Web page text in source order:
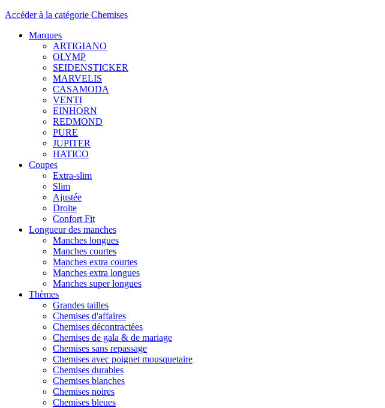
Accéder à la catégorie Chemises
Marques
ARTIGIANO
OLYMP
SEIDENSTICKER
MARVELIS
CASAMODA
VENTI
EINHORN
REDMOND
PURE
JUPITER
HATICO
Coupes
Extra-slim
Slim
Ajustée
Droite
Confort Fit
Longueur des manches
Manches longues
Manches courtes
Manches extra courtes
Manches extra longues
Manches super longues
Thèmes
Grandes tailles
Chemises d'affaires
Chemises décontractées
Chemises de gala & de mariage
Chemises sans repassage
Chemises avec poignet mousquetaire
Chemises durables
Chemises blanches
Chemises noires
Chemises bleues